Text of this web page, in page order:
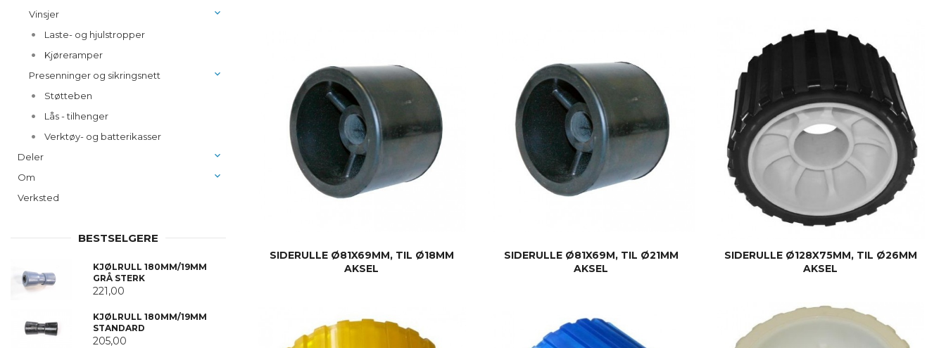
SIDERULLE Ø81X69MM, TIL Ø18MM
AKSEL
SIDERULLE Ø81X69M, TIL Ø21MM
AKSEL
SIDERULLE Ø128X75MM, TIL Ø26MM
AKSEL
KJØP
Vinsjer
Laste- og hjulstropper
Kjøreramper
Presenninger og sikringsnett
Støtteben
Lås - tilhenger
Verktøy- og batterikasser
Deler
Om
Verksted
BESTSELGERE
KJØLRULL 180MM/19MM
GRÅ STERK
221,00
KJØLRULL 180MM/19MM
STANDARD
205,00